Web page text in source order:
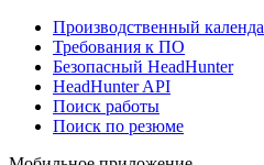
Производственный
Требования к ПО
Безопасный HeadHunter
HeadHunter API
Поиск работы
Поиск по резюме